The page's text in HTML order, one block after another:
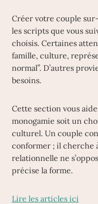
Créer votre couple
les scripts que vous
choisis. Certaines
famille, culture,
normal”. D’autres
besoins.
Cette section vous
monogamie soit un
culturel. Un couple
conformer ; il cherche
relationnelle ne
précise la forme.
Lire les articles ici